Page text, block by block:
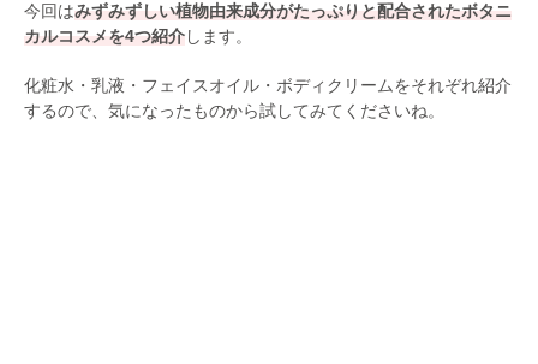
今回はみずみずしい植物由来成分がたっぷりと配合されたボタニ
カルコスメを4つ紹介します。
化粧水・乳液・フェイスオイル・ボディクリームをそれぞれ紹介
するので、気になったものから試してみてくださいね。